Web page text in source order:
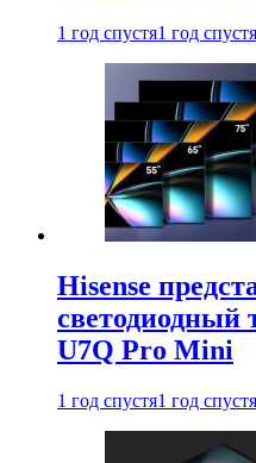
1 год спустя1 год спустя
Hisense
светодиодный
U7Q Pro Mini
1 год спустя1 год спустя